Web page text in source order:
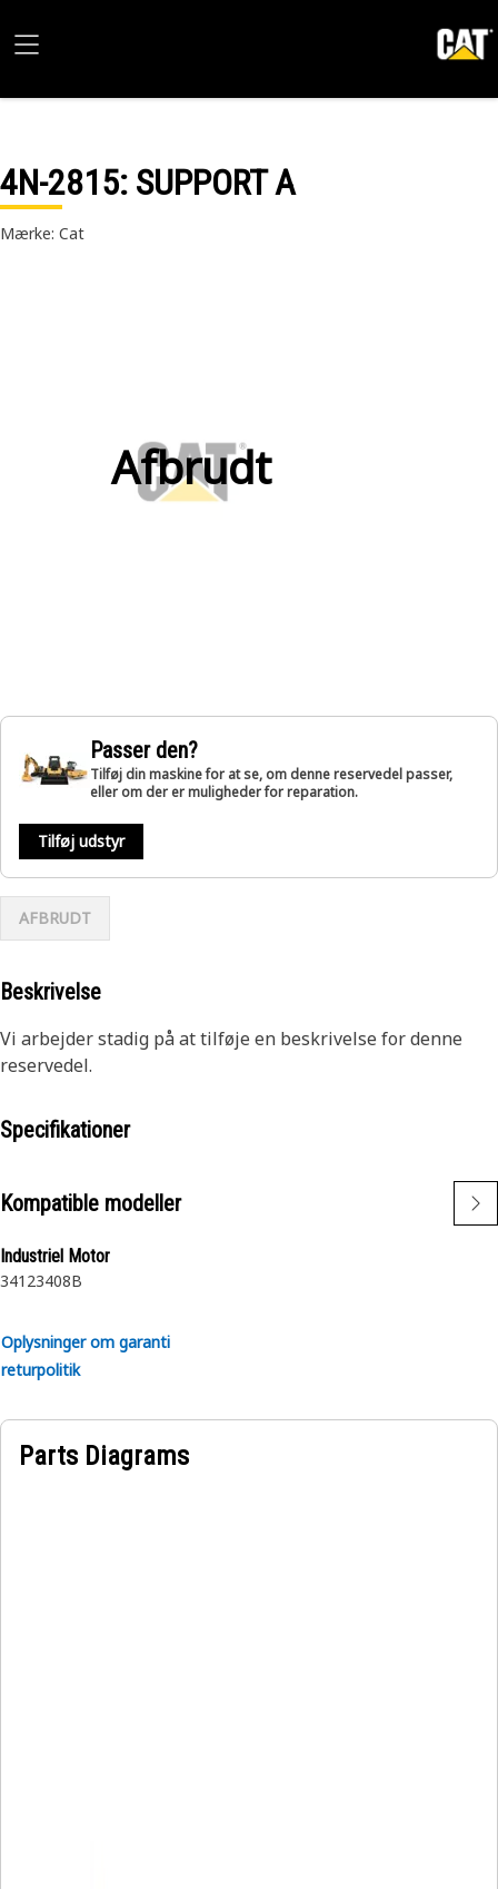
4N-2815: SUPPORT A
Mærke: Cat
Afbrudt
Passer den?
Tilføj din maskine for at se, om denne reservedel passer,
eller om der er muligheder for reparation.
Tilføj udstyr
AFBRUDT
Beskrivelse
Vi arbejder stadig på at tilføje en beskrivelse for denne
reservedel.
Specifikationer
Kompatible modeller
Industriel Motor
34123408B
Oplysninger om garanti
returpolitik
Parts Diagrams